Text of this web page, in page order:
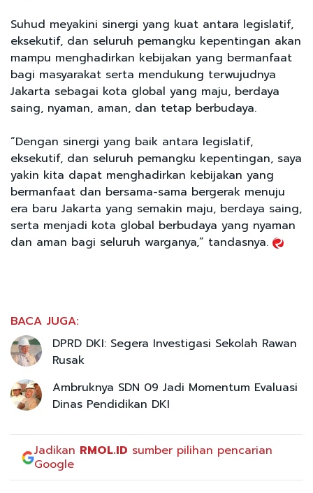
Suhud meyakini sinergi yang kuat antara legislatif,
eksekutif, dan seluruh pemangku kepentingan akan
mampu menghadirkan kebijakan yang bermanfaat
bagi masyarakat serta mendukung terwujudnya
Jakarta sebagai kota global yang maju, berdaya
saing, nyaman, aman, dan tetap berbudaya.
“Dengan sinergi yang baik antara legislatif,
eksekutif, dan seluruh pemangku kepentingan, saya
yakin kita dapat menghadirkan kebijakan yang
bermanfaat dan bersama-sama bergerak menuju
era baru Jakarta yang semakin maju, berdaya saing,
serta menjadi kota global berbudaya yang nyaman
dan aman bagi seluruh warganya,” tandasnya.
BACA JUGA:
DPRD DKI: Segera Investigasi Sekolah Rawan
Rusak
Ambruknya SDN 09 Jadi Momentum Evaluasi
Dinas Pendidikan DKI
Jadikan RMOL.ID sumber pilihan pencarian
Google